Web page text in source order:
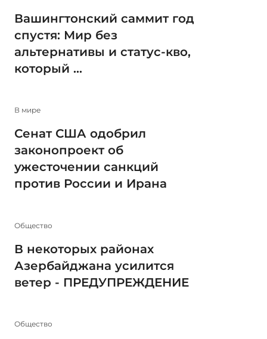
Вашингтонский саммит год
спустя: Мир без
альтернативы и статус-кво,
который ...
В мире
Сенат США одобрил
законопроект об
ужесточении санкций
против России и Ирана
Общество
В некоторых районах
Азербайджана усилится
ветер - ПРЕДУПРЕЖДЕНИЕ
Общество